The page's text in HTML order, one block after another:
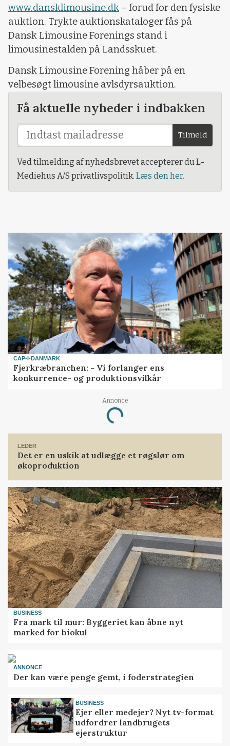
www.dansklimousine.dk – forud for den fysiske
auktion. Trykte auktionskataloger fås på
Dansk Limousine Forenings stand i
limousinestalden på Landsskuet.
Dansk Limousine Forening håber på en
velbesøgt limousine avlsdyrsauktion.
Få aktuelle nyheder i indbakken
Tilmeld
Ved tilmelding af nyhedsbrevet accepterer du L-
Mediehus A/S privatlivspolitik. Læs den her.
CAP-I-DANMARK
Fjerkræbranchen: - Vi forlanger ens
konkurrence- og produktionsvilkår
Annonce
Loading...
LEDER
Det er en uskik at udlægge et røgslør om
økoproduktion
BUSINESS
Fra mark til mur: Byggeriet kan åbne nyt
marked for biokul
ANNONCE
Der kan være penge gemt, i foderstrategien
BUSINESS
Ejer eller medejer? Nyt tv-format
udfordrer landbrugets
ejerstruktur